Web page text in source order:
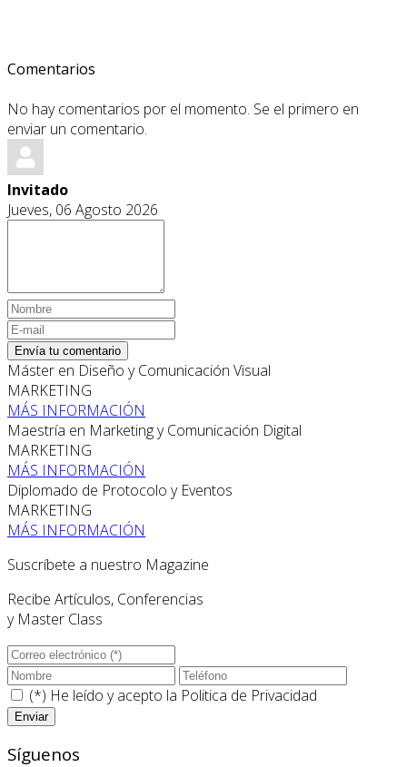
Comentarios
No hay comentarios por el momento. Se el primero en
enviar un comentario.
Invitado
Jueves, 06 Agosto 2026
Envía tu comentario
Máster en Diseño y Comunicación Visual
MARKETING
MÁS INFORMACIÓN
Maestría en Marketing y Comunicación Digital
MARKETING
MÁS INFORMACIÓN
Diplomado de Protocolo y Eventos
MARKETING
MÁS INFORMACIÓN
Suscríbete a nuestro Magazine
Recibe Artículos, Conferencias
y Master Class
(*) He leído y acepto la Politica de Privacidad
Síguenos